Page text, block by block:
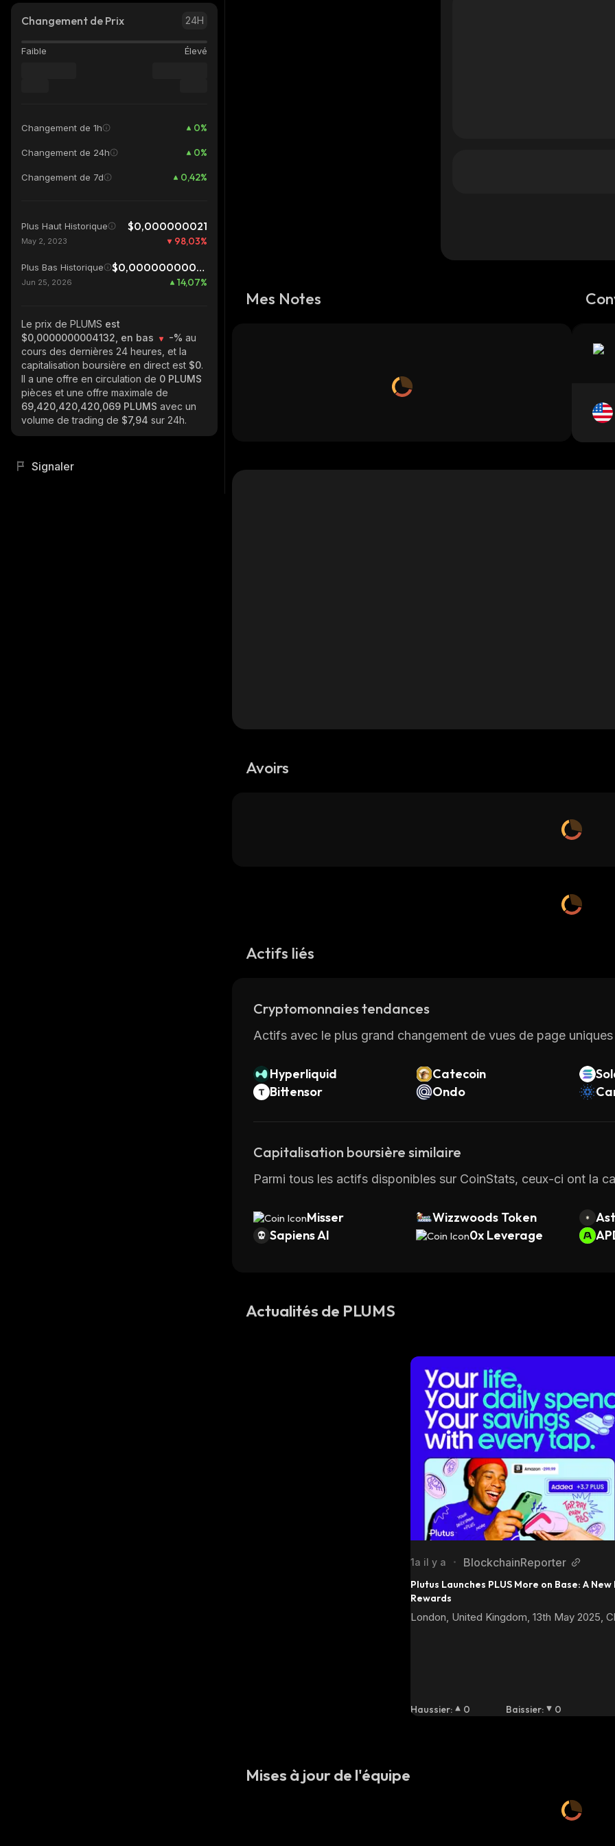
Changement de Prix 24H
Faible Élevé
Changement de 1h 0%
Changement de 24h 0%
Changement de 7d 0,42%
Plus Haut Historique $0,000000021
May 2, 2023 98,03%
Plus Bas Historique $0,0000000003622
Jun 25, 2026 14,07%
Le prix de PLUMS est
$0,0000000004132, en bas
-% au
cours des dernières 24 heures, et la
capitalisation boursière en direct est $0.
Il a une offre en circulation de 0 PLUMS
pièces et une offre maximale de
69,420,420,420,069 PLUMS avec un
volume de trading de $7,94 sur 24h.
Signaler
Mes Notes
Avoirs
Actifs liés
Cryptomonnaies tendances
Actifs avec le plus grand changement de vues de page
Hyperliquid Catecoin
Bittensor
Ondo
Capitalisation boursière similaire
Parmi tous les actifs disponibles sur CoinStats, ceux-ci ont la
Misser Wizzwoods Token
Sapiens AI
0x Leverage
Actualités de PLUMS
1a il y a • BlockchainReporter
Plutus Launches PLUS More on Base: A
Rewards
London, United Kingdom, 13th May 2025,
Haussier: 0 Baissier: 0
Mises à jour de l'équipe